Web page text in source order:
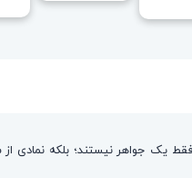
یک جواهر نیستند؛ بلکه